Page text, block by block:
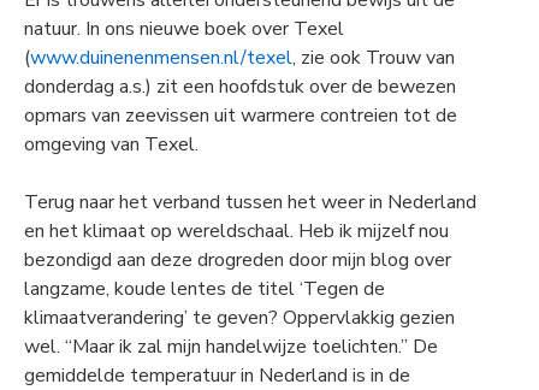
natuur. In ons nieuwe boek over Texel
(www.duinenenmensen.nl/texel, zie ook Trouw van
donderdag a.s.) zit een hoofdstuk over de bewezen
opmars van zeevissen uit warmere contreien tot de
omgeving van Texel.
Terug naar het verband tussen het weer in Nederland
en het klimaat op wereldschaal. Heb ik mijzelf nou
bezondigd aan deze drogreden door mijn blog over
langzame, koude lentes de titel ‘Tegen de
klimaatverandering’ te geven? Oppervlakkig gezien
wel. “Maar ik zal mijn handelwijze toelichten.” De
gemiddelde temperatuur in Nederland is in de